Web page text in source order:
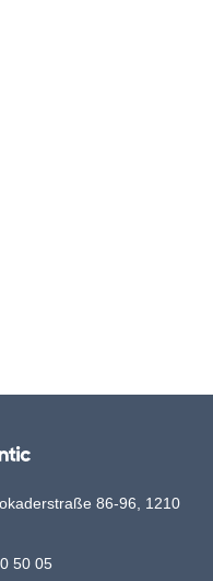
86-96, 1210
50 05